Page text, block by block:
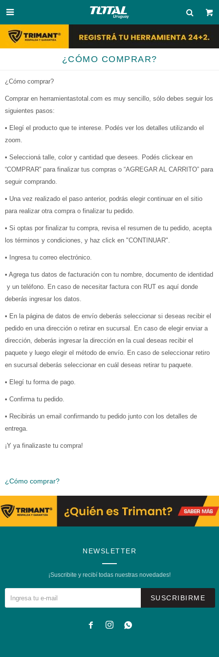

¿CÓMO COMPRAR?
¿Cómo comprar?
Comprar en herramientastotal.com es muy sencillo, sólo debes seguir los
siguientes pasos:
• Elegí el producto que te interese. Podés ver los detalles utilizando el
zoom.
• Seleccioná talle, color y cantidad que desees. Podés clickear en
“COMPRAR” para finalizar tus compras o “AGREGAR AL CARRITO” para
seguir comprando.
• Una vez realizado el paso anterior, podrás elegir continuar en el sitio
para realizar otra compra o finalizar tu pedido.
• Si optas por finalizar tu compra, revisa el resumen de tu pedido, acepta
los términos y condiciones, y haz click en "CONTINUAR".
• Ingresa tu correo electrónico.
• Agrega tus datos de facturación con tu nombre, documento de identidad
y un teléfono. En caso de necesitar factura con RUT es aquí donde
deberás ingresar los datos.
• En la página de datos de envío deberás seleccionar si deseas recibir el
pedido en una dirección o retirar en sucursal. En caso de elegir enviar a
dirección, deberás ingresar la dirección en la cual deseas recibir el
paquete y luego elegir el método de envío. En caso de seleccionar retiro
en sucursal deberás seleccionar en cuál deseas retirar tu paquete.
• Elegí tu forma de pago.
• Confirma tu pedido.
• Recibirás un email confirmando tu pedido junto con los detalles de
entrega.
¡Y ya finalizaste tu compra!
¿Cómo comprar?
NEWSLETTER
¡Suscribite y recibí todas nuestras novedades!
SUSCRIBIRME
  